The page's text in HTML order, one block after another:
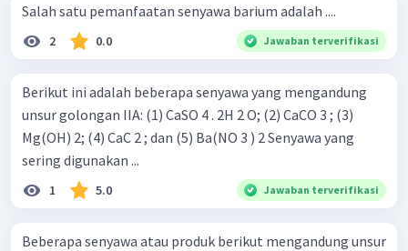
Salah satu pemanfaatan senyawa barium adalah ....
2 0.0 Jawaban terverifikasi
Berikut ini adalah beberapa senyawa yang mengandung
unsur golongan IIA: (1) CaSO 4 . 2H 2 O; (2) CaCO 3 ; (3)
Mg(OH) 2; (4) CaC 2 ; dan (5) Ba(NO 3 ) 2 Senyawa yang
sering digunakan ...
1 5.0 Jawaban terverifikasi
Beberapa senyawa atau produk berikut mengandung unsur